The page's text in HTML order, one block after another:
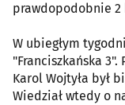
prawdopodobnie 2
W ubiegłym
"Franciszkańska
Karol Wojtyła był
Wiedział wtedy o